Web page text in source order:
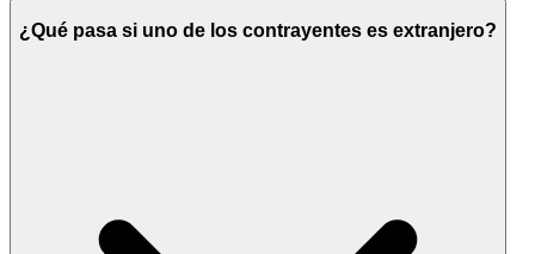
¿Qué pasa si uno de los contrayentes es extranjero?